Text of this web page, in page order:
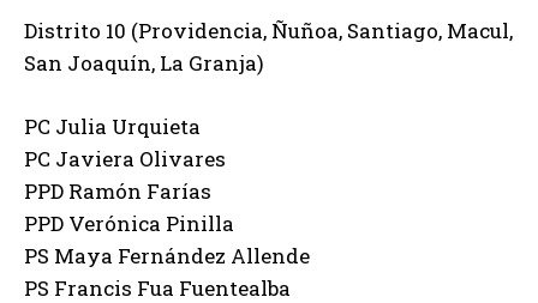
Distrito 10 (Providencia, Ñuñoa, Santiago, Macul,
San Joaquín, La Granja)
PC Julia Urquieta
PC Javiera Olivares
PPD Ramón Farías
PPD Verónica Pinilla
PS Maya Fernández Allende
PS Francis Fua Fuentealba